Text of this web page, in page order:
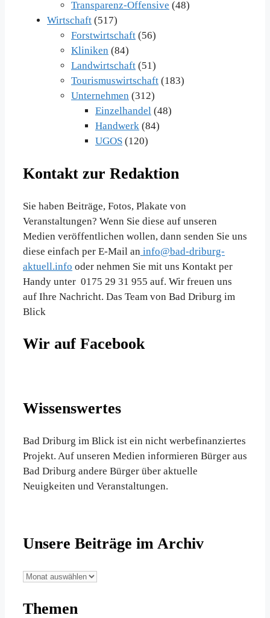
Transparenz-Offensive (48)
Wirtschaft (517)
Forstwirtschaft (56)
Kliniken (84)
Landwirtschaft (51)
Tourismuswirtschaft (183)
Unternehmen (312)
Einzelhandel (48)
Handwerk (84)
UGOS (120)
Kontakt zur Redaktion
Sie haben Beiträge, Fotos, Plakate von
Veranstaltungen? Wenn Sie diese auf unseren
Medien veröffentlichen wollen, dann senden Sie uns
diese einfach per E-Mail an info@bad-driburg-
aktuell.info oder nehmen Sie mit uns Kontakt per
Handy unter 0175 29 31 955 auf. Wir freuen uns
auf Ihre Nachricht. Das Team von Bad Driburg im
Blick
Wir auf Facebook
Wissenswertes
Bad Driburg im Blick ist ein nicht werbefinanziertes
Projekt. Auf unseren Medien informieren Bürger aus
Bad Driburg andere Bürger über aktuelle
Neuigkeiten und Veranstaltungen.
Unsere Beiträge im Archiv
Unsere
im
Themen